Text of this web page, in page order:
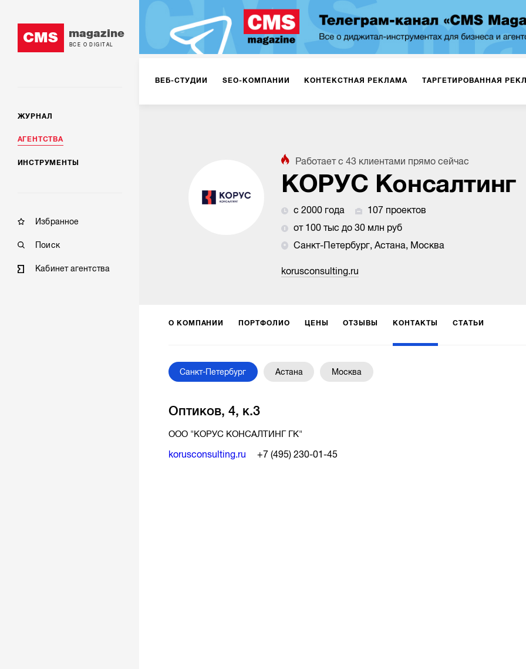
CMS magazine
ВСЕ О DIGITAL
ЖУРНАЛ
АГЕНТСТВА
ИНСТРУМЕНТЫ
Избранное
Поиск
Кабинет агентства
ВЕБ-СТУДИИ SEO-КОМПАНИИ КОНТЕКСТНАЯ РЕКЛАМА ТАРГЕТИРОВАННАЯ
РЕКЛАМА НА ИНТЕРНЕТ-ПЛОЩАДКАХ РАБОТА С МАРКЕТПЛЕЙСАМИ
Работает с43 клиентами прямо сейчас
КОРУС Консалтинг
с 2000 года
107 проектов
от 100 тыс до 30 млн руб
Санкт-Петербург, Астана, Москва
korusconsulting.ru
О КОМПАНИИ ПОРТФОЛИО ЦЕНЫ ОТЗЫВЫ КОНТАКТЫ СТАТЬИ
Санкт-Петербург Астана Москва
Оптиков, 4, к.3
ООО "КОРУС КОНСАЛТИНГ ГК"
korusconsulting.ru +7 (495) 230-01-45